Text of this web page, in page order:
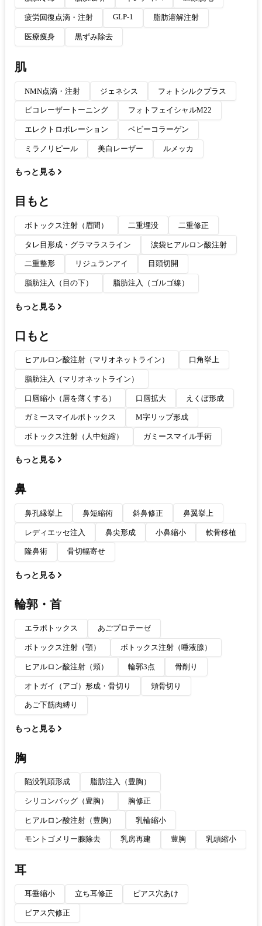
疲労回復点滴・注射 GLP-1 脂肪溶解注射
医療痩身 黒ずみ除去
肌
NMN点滴・注射 ジェネシス フォトシルクプラス
ピコレーザートーニング フォトフェイシャルM22
エレクトロポレーション ベビーコラーゲン
ミラノリピール 美白レーザー ルメッカ
もっと見る
目もと
ボトックス注射（眉間） 二重埋没 二重修正
タレ目形成・グラマラスライン 涙袋ヒアルロン酸注射
二重整形 リジュランアイ 目頭切開
脂肪注入（目の下） 脂肪注入（ゴルゴ線）
もっと見る
口もと
ヒアルロン酸注射（マリオネットライン） 口角挙上
脂肪注入（マリオネットライン）
口唇縮小（唇を薄くする） 口唇拡大 えくぼ形成
ガミースマイルボトックス M字リップ形成
ボトックス注射（人中短縮） ガミースマイル手術
もっと見る
鼻
鼻孔縁挙上 鼻短縮術 斜鼻修正 鼻翼挙上
レディエッセ注入 鼻尖形成 小鼻縮小 軟骨移植
隆鼻術 骨切幅寄せ
もっと見る
輪郭・首
エラボトックス あごプロテーゼ
ボトックス注射（顎） ボトックス注射（唾液腺）
ヒアルロン酸注射（頬） 輪郭3点 骨削り
オトガイ（アゴ）形成・骨切り 頬骨切り
あご下筋肉縛り
もっと見る
胸
陥没乳頭形成 脂肪注入（豊胸）
シリコンバッグ（豊胸） 胸修正
ヒアルロン酸注射（豊胸） 乳輪縮小
モントゴメリー腺除去 乳房再建 豊胸 乳頭縮小
耳
耳垂縮小 立ち耳修正 ピアス穴あけ
ピアス穴修正